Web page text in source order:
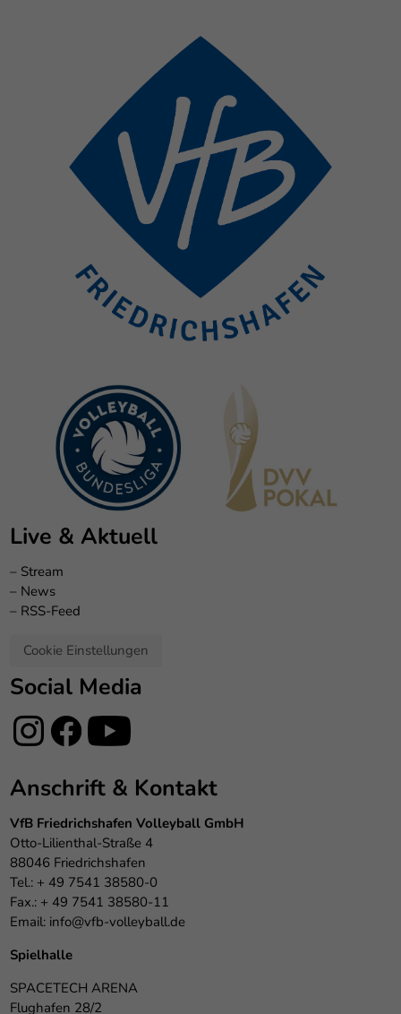
Live & Aktuell
– Stream
– News
– RSS-Feed
Cookie Einstellungen
Social Media
Anschrift & Kontakt
VfB Friedrichshafen Volleyball GmbH
Otto-Lilienthal-Straße 4
88046 Friedrichshafen
Tel.: + 49 7541 38580-0
Fax.: + 49 7541 38580-11
Email: info@vfb-volleyball.de
Spielhalle
SPACETECH ARENA
Flughafen 28/2